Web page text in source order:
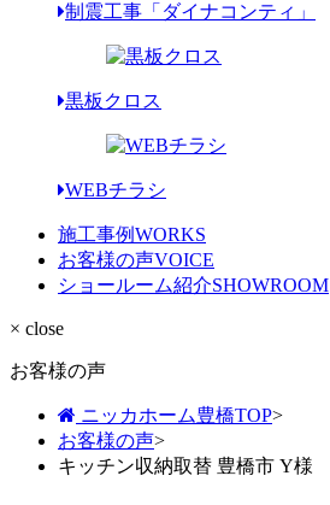
制震工事「ダイナコンティ」
黒板クロス
WEBチラシ
施工事例WORKS
お客様の声VOICE
ショールーム紹介SHOWROOM
× close
お客様の声
ニッカホーム豊橋TOP>
お客様の声>
キッチン収納取替 豊橋市 Y様